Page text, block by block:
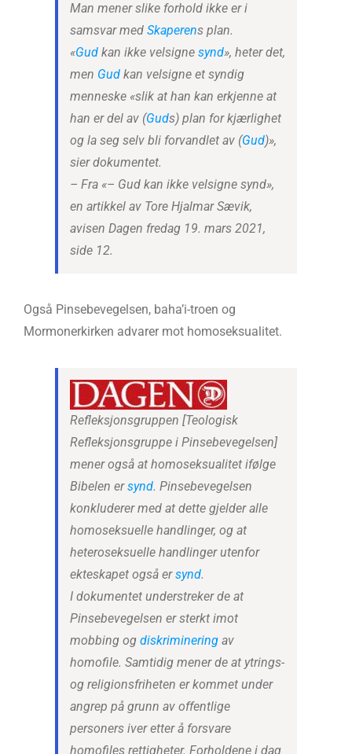
Man mener slike forhold ikke er i
samsvar med Skaperens plan.
«Gud kan ikke velsigne synd», heter det,
men Gud kan velsigne et syndig
menneske «slik at han kan erkjenne at
han er del av (Guds) plan for kjærlighet
og la seg selv bli forvandlet av (Gud)»,
sier dokumentet.
– Fra «– Gud kan ikke velsigne synd»,
en artikkel av Tore Hjalmar Sævik,
avisen Dagen fredag 19. mars 2021,
side 12.
Også Pinsebevegelsen, baha’i-troen og
Mormonerkirken advarer mot homoseksualitet.
Refleksjonsgruppen [Teologisk
Refleksjonsgruppe i Pinsebevegelsen]
mener også at homoseksualitet ifølge
Bibelen ersynd. Pinsebevegelsen
konkluderer med at dette gjelder alle
homoseksuelle handlinger, og at
heteroseksuelle handlinger utenfor
ekteskapet også ersynd.
I dokumentet understreker de at
Pinsebevegelsen er sterkt imot
mobbing og diskriminering av
homofile. Samtidig mener de at ytrings-
og religionsfriheten er kommet under
angrep på grunn av offentlige
personers iver etter å forsvare
homofiles rettigheter. Forholdene i dag